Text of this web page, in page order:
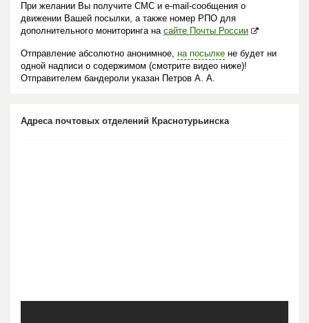
При желании Вы получите СМС и e-mail-сообщения о
движении Вашей посылки, а также номер РПО для
дополнительного мониторинга на сайте Почты России
Отправление абсолютно анонимное, на посылке не будет ни
одной надписи о содержимом (смотрите видео ниже)!
Отправителем бандероли указан Петров А. А.
Адреса почтовых отделений Краснотурьинска